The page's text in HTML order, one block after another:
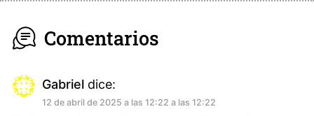
Comentarios
Gabriel dice:
12 de abril de 2025 a las 12:22 a las 12:22